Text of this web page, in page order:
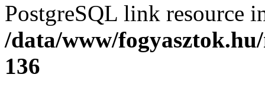
PostgreSQL link resource
/data/www/
136